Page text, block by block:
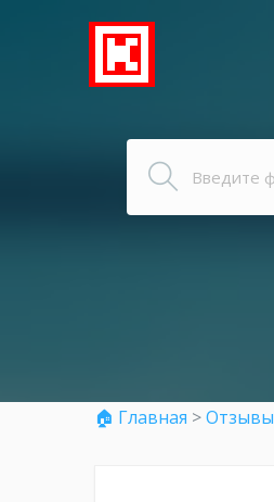
🏠 Главная >Отзывы